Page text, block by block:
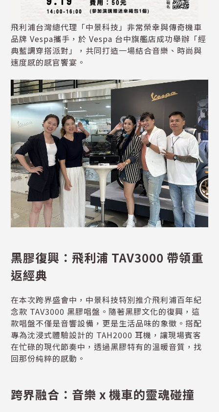
飛利浦台灣總代理「中景科技」非常榮幸與傳奇機車
品牌 Vespa攜手，於 Vespa 台中旗艦店成功舉辦「經
典藍調穿搭派對」，共同打造一場結合音樂、時尚與
速度感的感官饗宴。
黑膠復興：飛利浦 TAV3000 帶領重
返經典
在本次跨界盛會中，中景科技特別推介飛利浦百年紀
念款 TAV3000 黑膠唱盤。隨著黑膠文化的復興，這
款唱盤不僅是音響設備，更是生活品味的象徵。搭配
專為沈浸式體驗設計的 TAH2000 耳機，讓現場賓客
在忙碌的現代節奏中，透過黑膠特有的溫暖音質，找
回那份純粹的感動。
跨界融合：音樂 x 機車的靈魂碰撞